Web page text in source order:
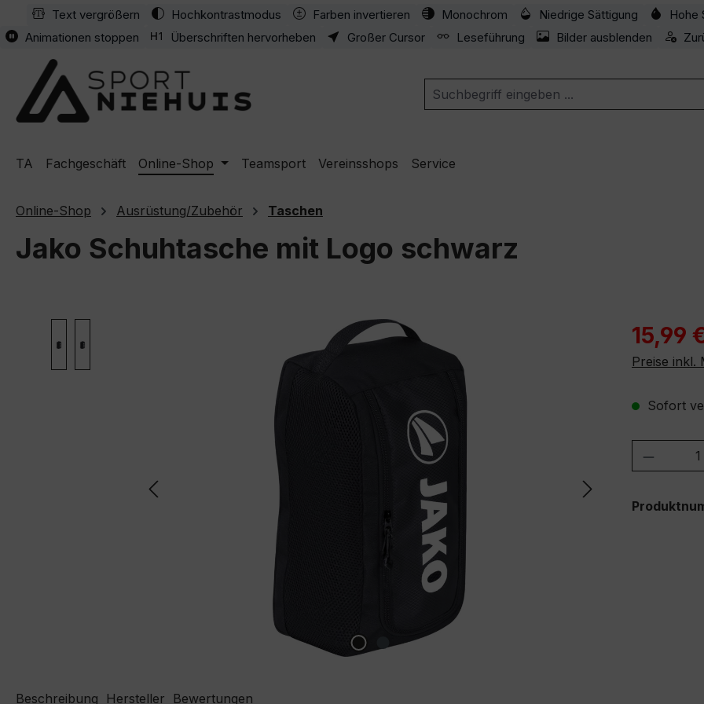
Hauptinhalt springen
Zur Suche springen
Zur Hauptnavigation springen
Text vergrößern Hochkontrastmodus Farben invertieren Monochrom Niedrige Sättigung Hohe
Animationen stoppen
Überschriften hervorheben Großer Cursor Leseführung Bilder ausblenden
TA Fachgeschäft Online-Shop Teamsport Vereinsshops Service
Online-Shop Ausrüstung/Zubehör Taschen
Jako Schuhtasche mit Logo schwarz
15,99
Preise inkl.
Sofort
Beschreibung Hersteller Bewertungen